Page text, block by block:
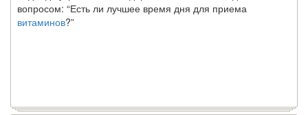
вопросом: “Есть ли лучшее время дня для приема
витаминов ?”